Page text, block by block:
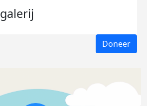
galerij
Doneer